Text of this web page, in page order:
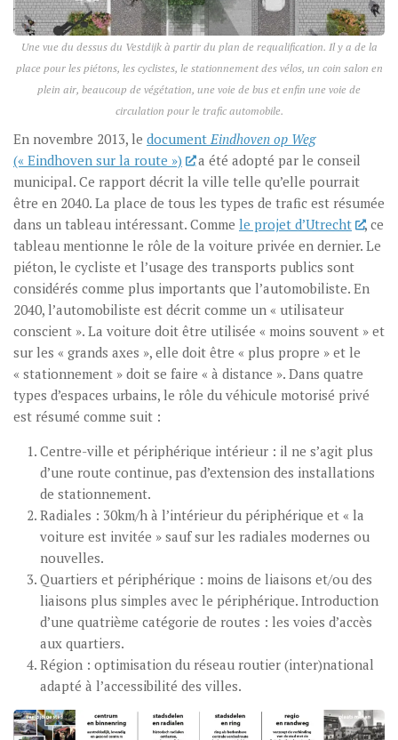
Une vue du dessus du Vestdijk à partir du plan de requalification. Il y a de la
place pour les piétons, les cyclistes, le stationnement des vélos, un coin salon en
plein air, beaucoup de végétation, une voie de bus et enfin une voie de
circulation pour le trafic automobile.
En novembre 2013, le documentEindhoven op Weg
(« Eindhoven sur la route »)
a été adopté par le conseil
municipal. Ce rapport décrit la ville telle qu’elle pourrait
être en 2040. La place de tous les types de trafic est résumée
dans un tableau intéressant. Comme le projet d’Utrecht
, ce
tableau mentionne le rôle de la voiture privée en dernier. Le
piéton, le cycliste et l’usage des transports publics sont
considérés comme plus importants que l’automobiliste. En
2040, l’automobiliste est décrit comme un « utilisateur
conscient ». La voiture doit être utilisée « moins souvent » et
sur les « grands axes », elle doit être « plus propre » et le
« stationnement » doit se faire « à distance ». Dans quatre
types d’espaces urbains, le rôle du véhicule motorisé privé
est résumé comme suit :
Centre-ville et périphérique intérieur : il ne s’agit plus
d’une route continue, pas d’extension des installations
de stationnement.
Radiales : 30km/h à l’intérieur du périphérique et « la
voiture est invitée » sauf sur les radiales modernes ou
nouvelles.
Quartiers et périphérique : moins de liaisons et/ou des
liaisons plus simples avec le périphérique. Introduction
d’une quatrième catégorie de routes : les voies d’accès
aux quartiers.
Région : optimisation du réseau routier (inter)national
adapté à l’accessibilité des villes.